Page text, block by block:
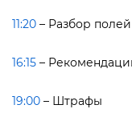
11:20 – Разбор
16:15 –
19:00 – Штрафы